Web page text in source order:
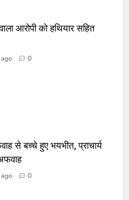
आरोपी को हथियार सहित
0
से बच्चे हुए भयभीत, प्राचार्य
0